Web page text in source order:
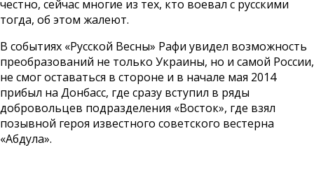
честно, сейчас многие из тех, кто воевал с русскими
тогда, об этом жалеют.
В событиях «Русской Весны» Рафи увидел возможность
преобразований не только Украины, но и самой России,
не смог оставаться в стороне и в начале мая 2014
прибыл на Донбасс, где сразу вступил в ряды
добровольцев подразделения «Восток», где взял
позывной героя известного советского вестерна
«Абдула».